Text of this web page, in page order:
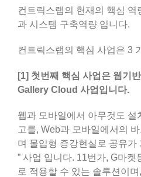
컨트릭스랩의 현재의 핵심
과 시스템 구축역량 입니다.
컨트릭스랩의 핵심 사업은 3
[1] 첫번째 핵심 사업은 웹기
Gallery Cloud 사업입니다.
웹과 모바일에서 아무것도 설
고를, Web과 모바일에서의
며 몰입형 증강현실로 공유가
” 사업 입니다. 11번가, G마
로 적용할 수 있는 솔루션이